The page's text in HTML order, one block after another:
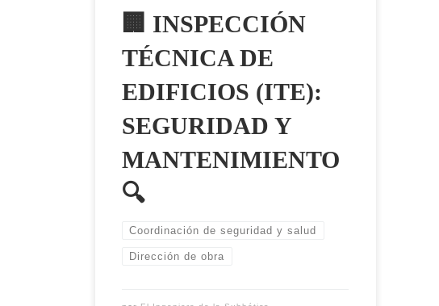
🏢 INSPECCIÓN
TÉCNICA DE
EDIFICIOS (ITE):
SEGURIDAD Y
MANTENIMIENTO
🔍
Coordinación de seguridad y salud
Dirección de obra